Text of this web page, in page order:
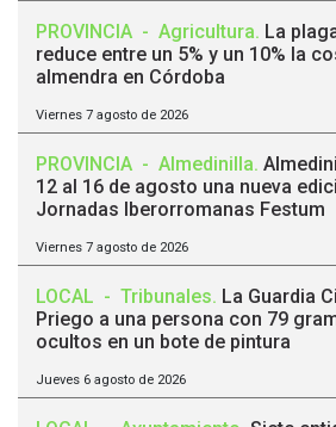
PROVINCIA - Agricultura. La
reduce entre un 5% y un 10% la
almendra en Córdoba
Viernes 7 agosto de 2026
PROVINCIA - Almedinilla.
12 al 16 de agosto una nueva
Jornadas Iberorromanas Festum
Viernes 7 agosto de 2026
LOCAL - Tribunales. La Guardia
Priego a una persona con 79
ocultos en un bote de pintura
Jueves 6 agosto de 2026